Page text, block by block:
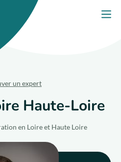
un expert
Haute-Loire
en Loire et Haute Loire